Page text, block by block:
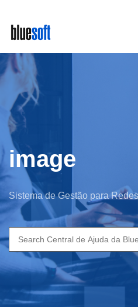
main
content
image
Sistema de Gestão para
Search
for: